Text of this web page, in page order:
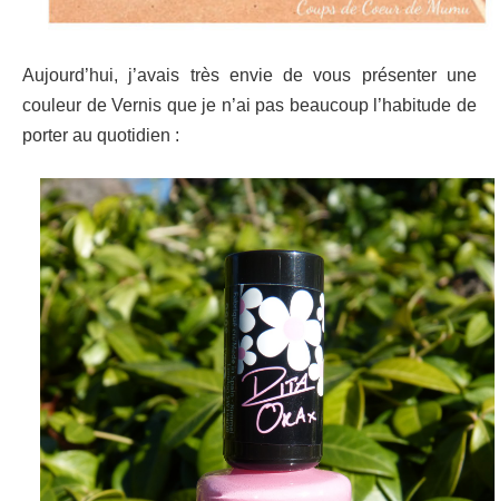
Aujourd’hui, j’avais très envie de vous présenter une
couleur de Vernis que je n’ai pas beaucoup l’habitude de
porter au quotidien :